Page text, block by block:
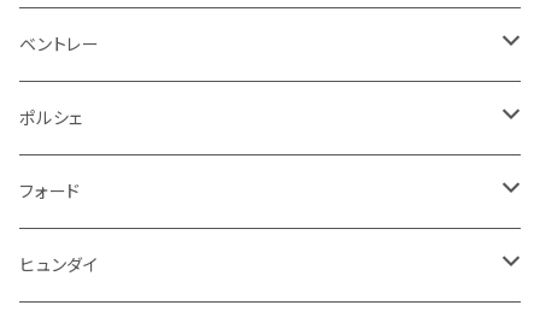
ステアリングホイールカバー
修理ツール
運転席周り
アームレスト
ドア回り
ホーン
キーホルダー
収納用品
その他
ケーブル系
排気系
ガスケット
通信系
その他
冷却系
ラジエーター
その他
シフトノブ
運転席周り
ドア回り
ライト系
トランクマット
フロアマット
ベントレー
フロアマット
外装
グリル
ポルシェ
フロアマット
その他
フォード
フロアマット
ヒュンダイ